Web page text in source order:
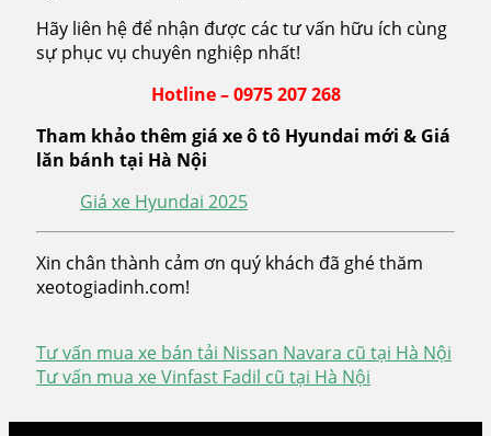
Hãy liên hệ để nhận được các tư vấn hữu ích cùng
sự phục vụ chuyên nghiệp nhất!
Hotline – 0975 207 268
Tham khảo thêm giá xe ô tô Hyundai mới & Giá
lăn bánh tại Hà Nội
Giá xe Hyundai 2025
Xin chân thành cảm ơn quý khách đã ghé thăm
xeotogiadinh.com!
Điều
hướng
Tư vấn mua xe bán tải Nissan Navara cũ tại Hà Nội
Tư vấn mua xe Vinfast Fadil cũ tại Hà Nội